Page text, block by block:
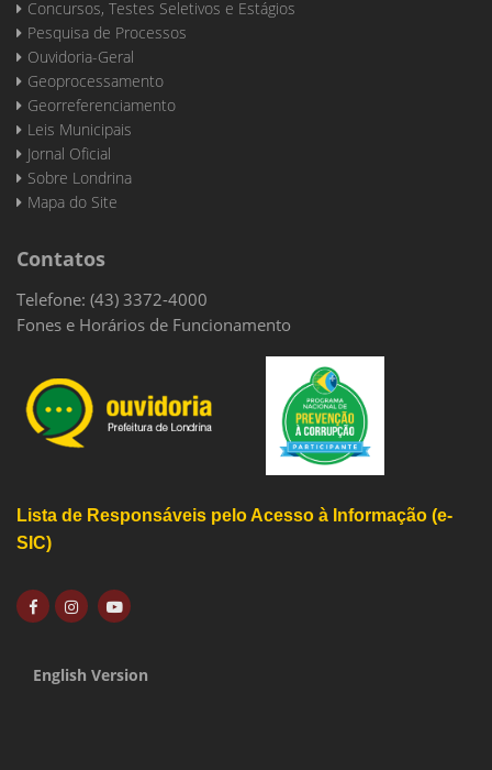
Concursos, Testes Seletivos e Estágios
Pesquisa de Processos
Ouvidoria-Geral
Geoprocessamento
Georreferenciamento
Leis Municipais
Jornal Oficial
Sobre Londrina
Mapa do Site
Contatos
Telefone: (43) 3372-4000
Fones e Horários de Funcionamento
Lista de Responsáveis pelo Acesso à Informação (e-
SIC)
English Version